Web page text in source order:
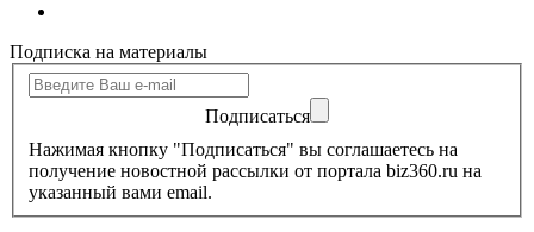
Подписка на материалы
Подписаться
Нажимая кнопку "Подписаться" вы соглашаетесь на
получение новостной рассылки от портала biz360.ru на
указанный вами email.